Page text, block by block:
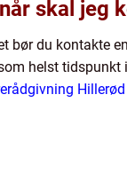
skal jeg
bør du kontakte
helst
Hillerød